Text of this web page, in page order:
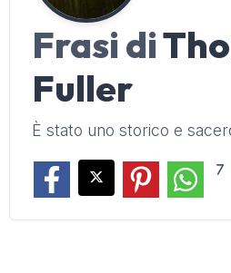
Frasi di
Fuller
È stato uno storico e
7